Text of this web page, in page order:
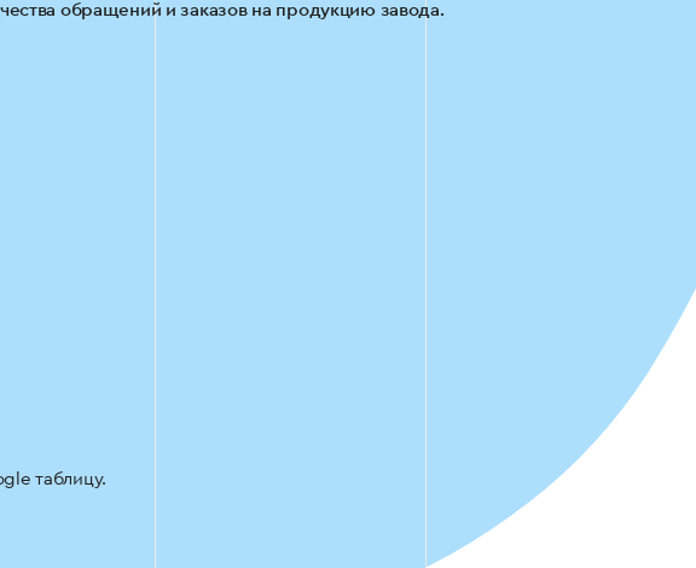
обращений и заказов на продукцию завода.
таблицу.